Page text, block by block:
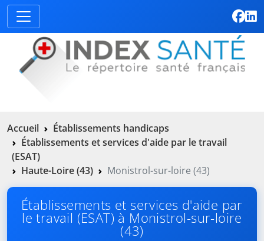
Accueil
Établissements handicaps
Établissements et services d'aide par le travail
(ESAT)
Haute-Loire (43)
Monistrol-sur-loire (43)
Établissements et services d'aide par
le travail (ESAT) à Monistrol-sur-loire
(43)